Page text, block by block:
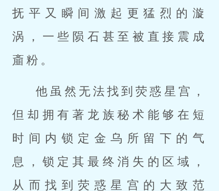
抚平又瞬间激起更猛烈的漩
涡，一些陨石甚至被直接震成
齑粉。
他虽然无法找到荧惑星宫，
但却拥有著龙族秘术能够在短
时间内锁定金乌所留下的气
息，锁定其最终消失的区域，
从而找到荧惑星宫的大致范